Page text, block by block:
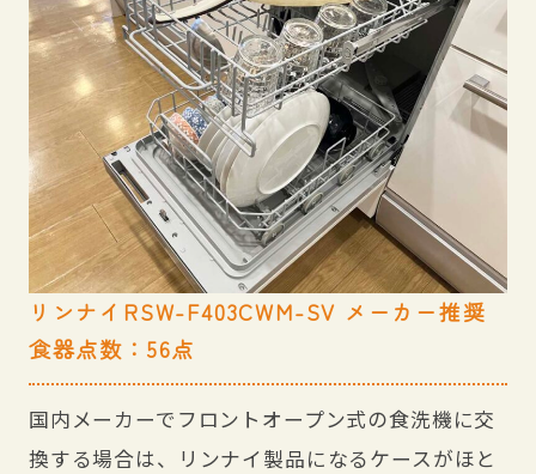
リンナイRSW-F403CWM-SV メーカー推奨
食器点数：56点
国内メーカーでフロントオープン式の食洗機に交
換する場合は、リンナイ製品になるケースがほと